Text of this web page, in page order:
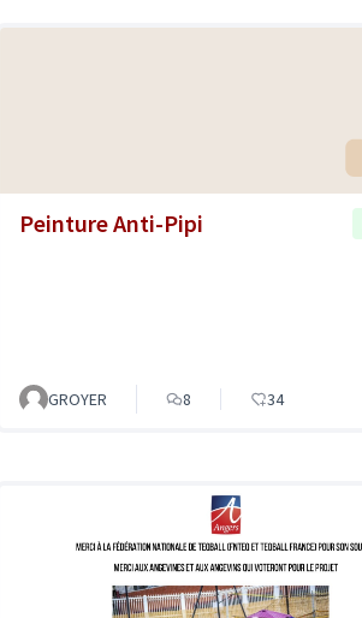
Peinture Anti-Pipi
GROYER 8 34